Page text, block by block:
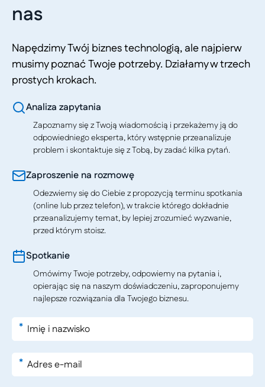
nas
Napędzimy Twój biznes technologią, ale najpierw
musimy poznać Twoje potrzeby. Działamy w trzech
prostych krokach.
Analiza zapytania
Zapoznamy się z Twoją wiadomością i przekażemy ją do
odpowiedniego eksperta, który wstępnie przeanalizuje
problem i skontaktuje się z Tobą, by zadać kilka pytań.
Zaproszenie na rozmowę
Odezwiemy się do Ciebie z propozycją terminu spotkania
(online lub przez telefon), w trakcie którego dokładnie
przeanalizujemy temat, by lepiej zrozumieć wyzwanie,
przed którym stoisz.
Spotkanie
Omówimy Twoje potrzeby, odpowiemy na pytania i,
opierając się na naszym doświadczeniu, zaproponujemy
najlepsze rozwiązania dla Twojego biznesu.
*
*